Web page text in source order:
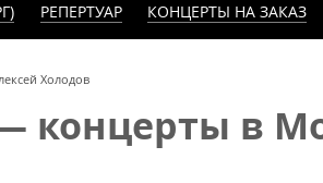
РЕПЕРТУАР КОНЦЕРТЫ НА ЗАКАЗ
Холодов
концерты в